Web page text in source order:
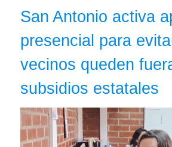
San Antonio activa
presencial para
vecinos queden
subsidios estatales